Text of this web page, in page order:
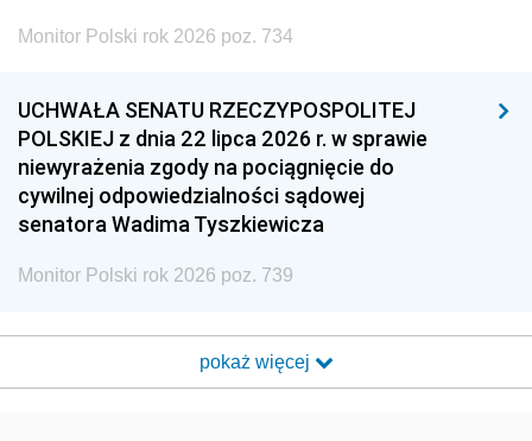
Monitor Polski rok 2026 poz. 734
UCHWAŁA SENATU RZECZYPOSPOLITEJ
POLSKIEJ z dnia 22 lipca 2026 r. w sprawie
niewyrażenia zgody na pociągnięcie do
cywilnej odpowiedzialności sądowej
senatora Wadima Tyszkiewicza
Monitor Polski rok 2026 poz. 739
pokaż więcej